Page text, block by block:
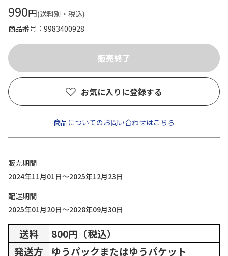
990円(送料別・税込)
商品番号
9983400928
お気に入りに登録する
商品についてのお問い合わせはこちら
販売期間
2024年11月01日～2025年12月23日
配送期間
2025年01月20日～2028年09月30日
送料
800円（税込）
発送方
ゆうパックまたはゆうパケット